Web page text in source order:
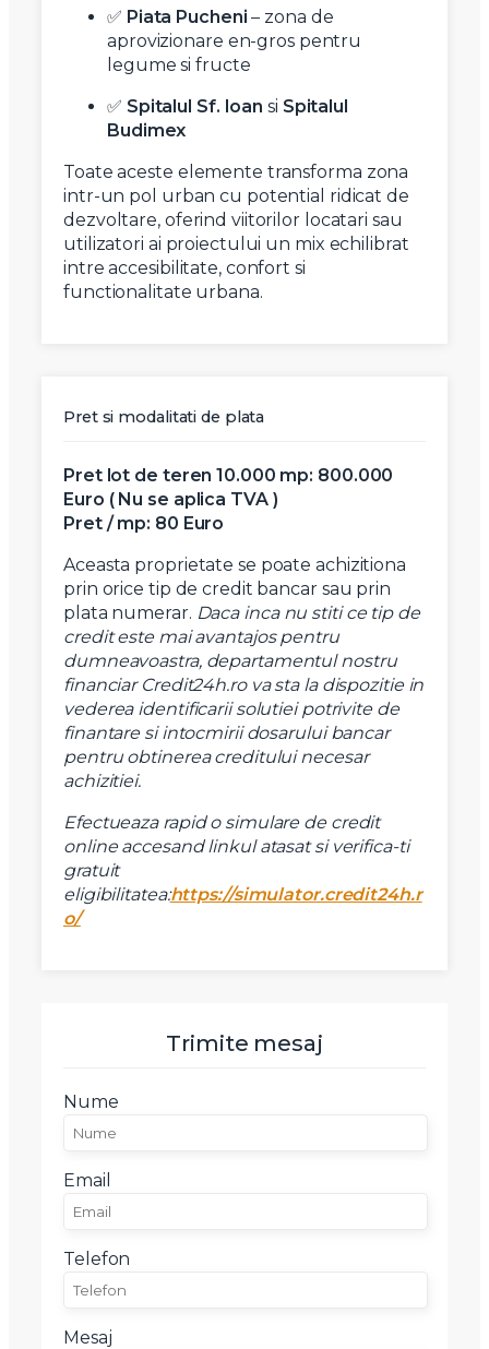
✅ Piata Pucheni – zona de
aprovizionare en-gros pentru
legume si fructe
✅ Spitalul Sf. Ioan si Spitalul
Budimex
Toate aceste elemente transforma zona
intr-un pol urban cu potential ridicat de
dezvoltare, oferind viitorilor locatari sau
utilizatori ai proiectului un mix echilibrat
intre accesibilitate, confort si
functionalitate urbana.
Pret si modalitati de plata
Pret lot de teren 10.000 mp: 800.000
Euro ( Nu se aplica TVA )
Pret / mp: 80 Euro
Aceasta proprietate se poate achizitiona
prin orice tip de credit bancar sau prin
plata numerar. Daca inca nu stiti ce tip de
credit este mai avantajos pentru
dumneavoastra, departamentul nostru
financiar Credit24h.ro va sta la dispozitie in
vederea identificarii solutiei potrivite de
finantare si intocmirii dosarului bancar
pentru obtinerea creditului necesar
achizitiei.
Efectueaza rapid o simulare de credit
online accesand linkul atasat si verifica-ti
gratuit
eligibilitatea:https://simulator.credit24h.r
o/
Trimite mesaj
Nume
Email
Telefon
Mesaj